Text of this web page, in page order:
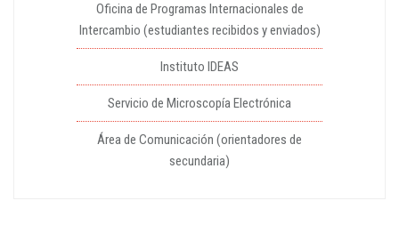
Oficina de Programas Internacionales de
Intercambio (estudiantes recibidos y enviados)
Instituto IDEAS
Servicio de Microscopía Electrónica
Área de Comunicación (orientadores de
secundaria)